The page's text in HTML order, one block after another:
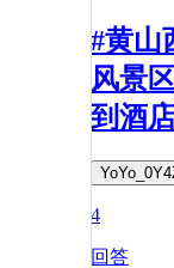
#黄山
风景
到酒
4
回答